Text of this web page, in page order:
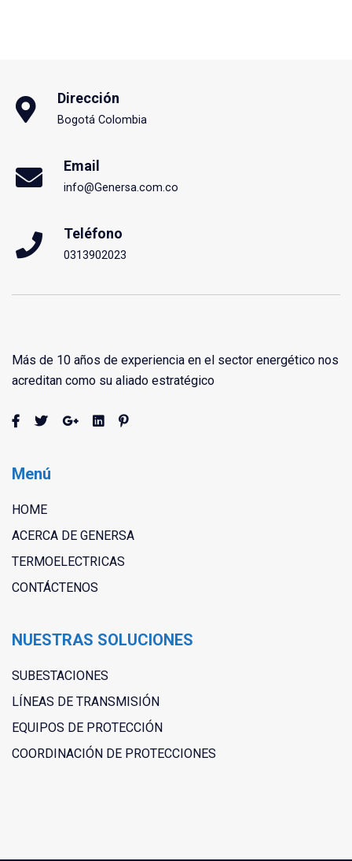
Dirección
Bogotá Colombia
Email
info@Genersa.com.co
Teléfono
0313902023
Más de 10 años de experiencia en el sector energético nos
acreditan como su aliado estratégico
Menú
HOME
ACERCA DE GENERSA
TERMOELECTRICAS
CONTÁCTENOS
NUESTRAS SOLUCIONES
SUBESTACIONES
LÍNEAS DE TRANSMISIÓN
EQUIPOS DE PROTECCIÓN
COORDINACIÓN DE PROTECCIONES